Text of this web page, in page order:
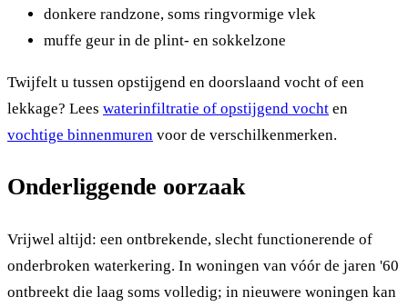
donkere randzone, soms ringvormige vlek
muffe geur in de plint- en sokkelzone
Twijfelt u tussen opstijgend en doorslaand vocht of een
lekkage? Lees waterinfiltratie of opstijgend vocht en
vochtige binnenmuren voor de verschilkenmerken.
Onderliggende oorzaak
Vrijwel altijd: een ontbrekende, slecht functionerende of
onderbroken waterkering. In woningen van vóór de jaren '60
ontbreekt die laag soms volledig; in nieuwere woningen kan